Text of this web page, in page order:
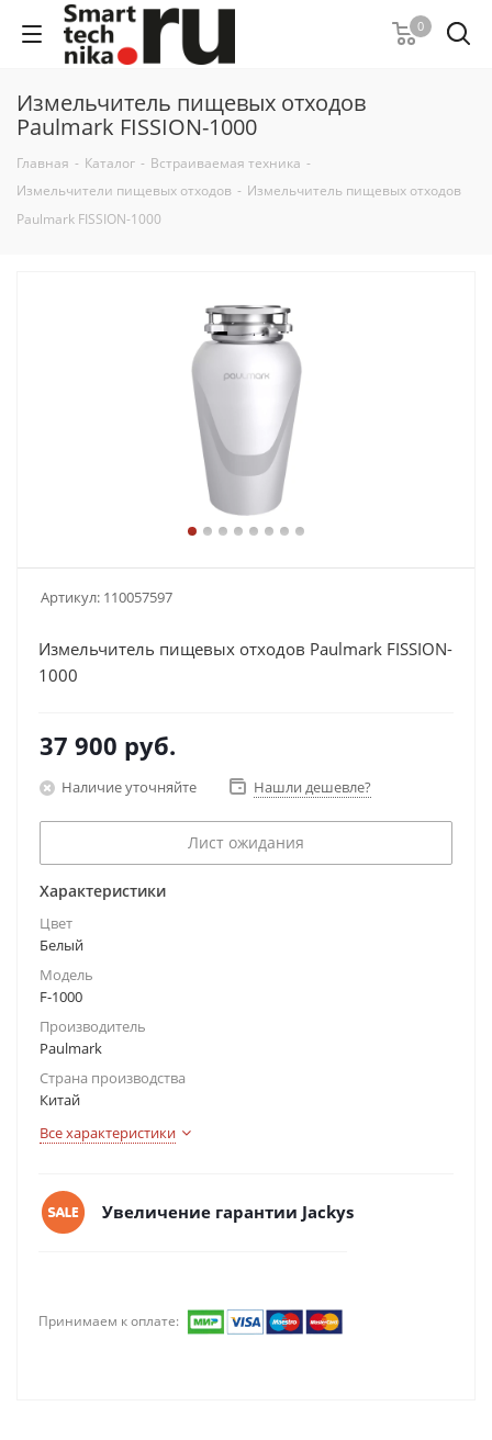
0
Измельчитель пищевых отходов
Paulmark FISSION-1000
Главная - Каталог - Встраиваемая техника -
Измельчители пищевых отходов - Измельчитель пищевых отходов
Paulmark FISSION-1000
Артикул: 110057597
Измельчитель пищевых отходов Paulmark FISSION-
1000
37 900 руб.
Наличие уточняйте Нашли дешевле?
Лист ожидания
Характеристики
Цвет
Белый
Модель
F-1000
Производитель
Paulmark
Страна производства
Китай
Все характеристики
Увеличение гарантии Jackys
Принимаем к оплате: